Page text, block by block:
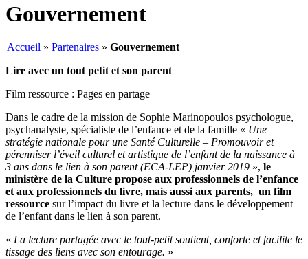
Gouvernement
Accueil » Partenaires » Gouvernement
Lire avec un tout petit et son parent
Film ressource : Pages en partage
Dans le cadre de la mission de Sophie Marinopoulos psychologue,
psychanalyste, spécialiste de l’enfance et de la famille « Une
stratégie nationale pour une Santé Culturelle – Promouvoir et
pérenniser l’éveil culturel et artistique de l’enfant de la naissance à
3 ans dans le lien à son parent (ECA-LEP) janvier 2019 », le
ministère de la Culture propose aux professionnels de l’enfance
et aux professionnels du livre, mais aussi aux parents, un film
ressource sur l’impact du livre et la lecture dans le développement
de l’enfant dans le lien à son parent.
« La lecture partagée avec le tout-petit soutient, conforte et facilite le
tissage des liens avec son entourage. »